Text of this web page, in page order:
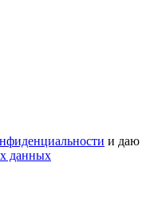
и даю
данных